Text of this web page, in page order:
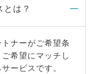
とは？
ナーがご希望条
希望にマッチし
ービスです。